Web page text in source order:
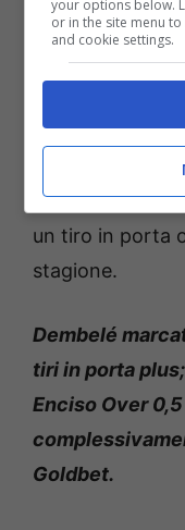
Dembelé:
di guardare la
francese vuole
campionato.
in porta plus di
porta di Vitinha
un tiro in porta
stagione.
Dembelé
tiri in porta
Enciso Over
Goldbet.
your options below.
or in the site menu
and cookie settings.